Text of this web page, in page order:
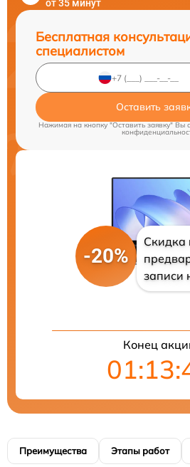
от 35 минут
Бесплатная
специалистом
Оставить
Нажимая на кнопку "Оставить заявку" Вы
-20%
Скидка
записи
Конец
Преимущества Этапы работ